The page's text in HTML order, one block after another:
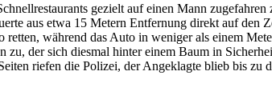
gezielt auf einen Mann
aus etwa 15 Metern Entfernung direkt auf
retten, während das Auto in weniger als einem
der sich diesmal hinter einem Baum in
riefen die Polizei, der Angeklagte blieb bis zu